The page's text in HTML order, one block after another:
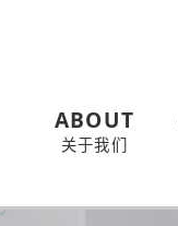
ABOUT
关于我们